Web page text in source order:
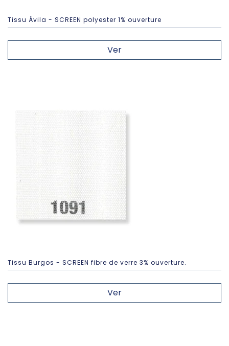
Tissu Ávila - SCREEN polyester 1% ouverture
Ver
Tissu Burgos - SCREEN fibre de verre 3% ouverture.
Ver